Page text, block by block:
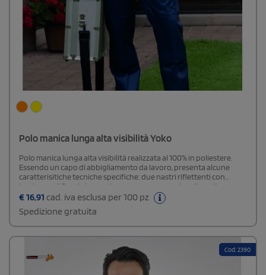
Polo manica lunga alta visibilità Yoko
Polo manica lunga alta visibilità realizzata al 100% in poliestere.
Essendo un capo di abbigliamento da lavoro, presenta alcune
caratterisitiche tecniche specifiche: due nastri riflettenti con
larghezza di 5 cm intorno al corpo e uno su ogni spalla; collo e
polsini in blu navy a contrasto, abbottonatura a 3 bottoni, cuciture
a doppi ago. Giallo e Arancione sono conformi alla EN ISO20471:
2013 classe 3. Hi Vis Orange è certificato anche GO / RT 3279 per uso
ferroviario.
€ 16,91 cad. iva esclusa per 100 pz
Spedizione gratuita
Cod: 2390